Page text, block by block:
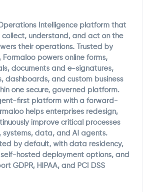
Intelligence platform that
collect, understand, and act on the
their operations. Trusted by
Formaloo powers online forms,
documents and e-signatures,
dashboards, and custom business
one secure, governed platform.
first platform with a forward-
helps enterprises redesign,
improve critical processes
systems, data, and AI agents.
by default, with data residency,
hosted deployment options, and
GDPR, HIPAA, and PCI DSS